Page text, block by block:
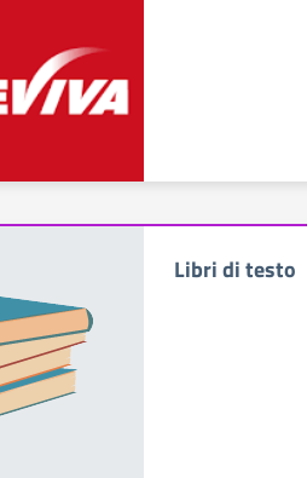
Libri di testo